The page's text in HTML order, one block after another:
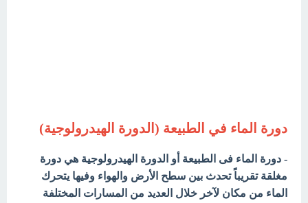
دورة الماء في الطبيعة (الدورة الهيدرولوجية)
- دورة الماء فى الطبيعة أو الدورة الهيدرولوجية هي دورة
مغلقة تقريباً تحدث بين سطح الأرض والهواء وفيها يتحرك
الماء من مكان لآخر خلال العديد من المسارات المختلفة